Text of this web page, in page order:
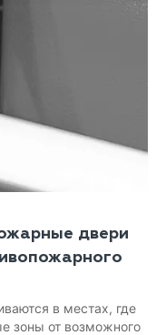
двери
в местах, где
зоны от возможного